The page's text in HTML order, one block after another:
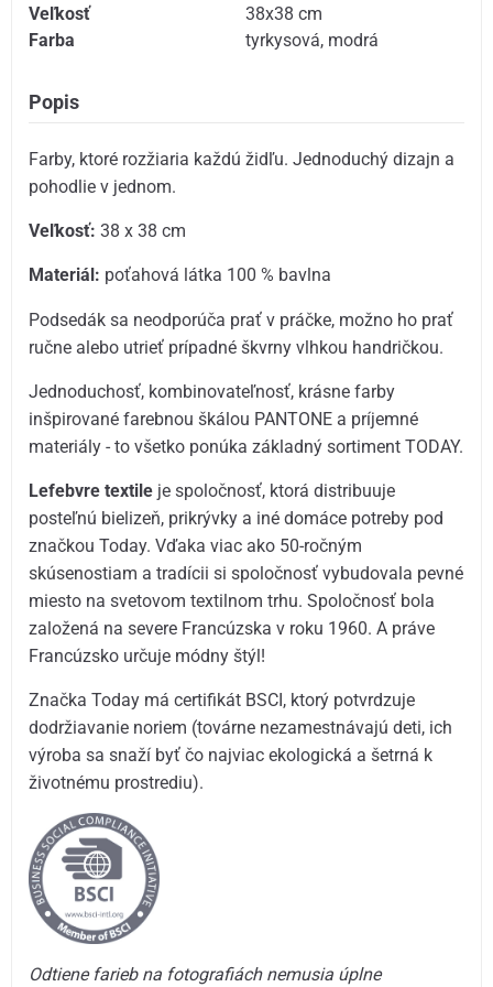
Veľkosť
38x38 cm
Farba
tyrkysová, modrá
Popis
Farby, ktoré rozžiaria každú židľu. Jednoduchý dizajn a
pohodlie v jednom.
Veľkosť: 38 x 38 cm
Materiál: poťahová látka 100 % bavlna
Podsedák sa neodporúča prať v práčke, možno ho prať
ručne alebo utrieť prípadné škvrny vlhkou handričkou.
Jednoduchosť, kombinovateľnosť, krásne farby
inšpirované farebnou škálou PANTONE a príjemné
materiály - to všetko ponúka základný sortiment TODAY.
Lefebvre textile je spoločnosť, ktorá distribuuje
posteľnú bielizeň, prikrývky a iné domáce potreby pod
značkou Today. Vďaka viac ako 50-ročným
skúsenostiam a tradícii si spoločnosť vybudovala pevné
miesto na svetovom textilnom trhu. Spoločnosť bola
založená na severe Francúzska v roku 1960. A práve
Francúzsko určuje módny štýl!
Značka Today má certifikát BSCI, ktorý potvrdzuje
dodržiavanie noriem (továrne nezamestnávajú deti, ich
výroba sa snaží byť čo najviac ekologická a šetrná k
životnému prostrediu).
Odtiene farieb na fotografiách nemusia úplne